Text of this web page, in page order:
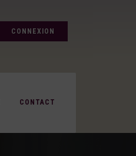
CONNEXION
CONTACT